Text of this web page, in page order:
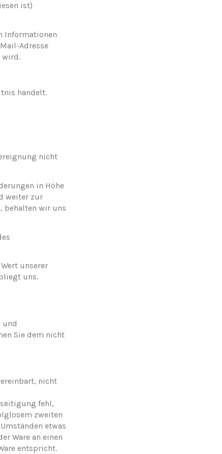
ist)
Informationen
Adresse
wird.
handelt.
nicht
in Höhe
weiter zur
behalten wir uns
unserer
uns.
und
Sie dem nicht
nicht
fehl,
zweiten
etwas
Ware an einen
entspricht.